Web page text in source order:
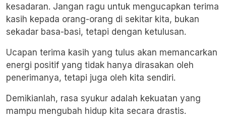
kesadaran. Jangan ragu untuk mengucapkan terima
kasih kepada orang-orang di sekitar kita, bukan
sekadar basa-basi, tetapi dengan ketulusan.
Ucapan terima kasih yang tulus akan memancarkan
energi positif yang tidak hanya dirasakan oleh
penerimanya, tetapi juga oleh kita sendiri.
Demikianlah, rasa syukur adalah kekuatan yang
mampu mengubah hidup kita secara drastis.